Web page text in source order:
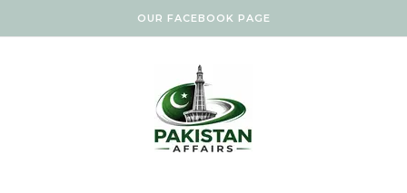
OUR FACEBOOK PAGE